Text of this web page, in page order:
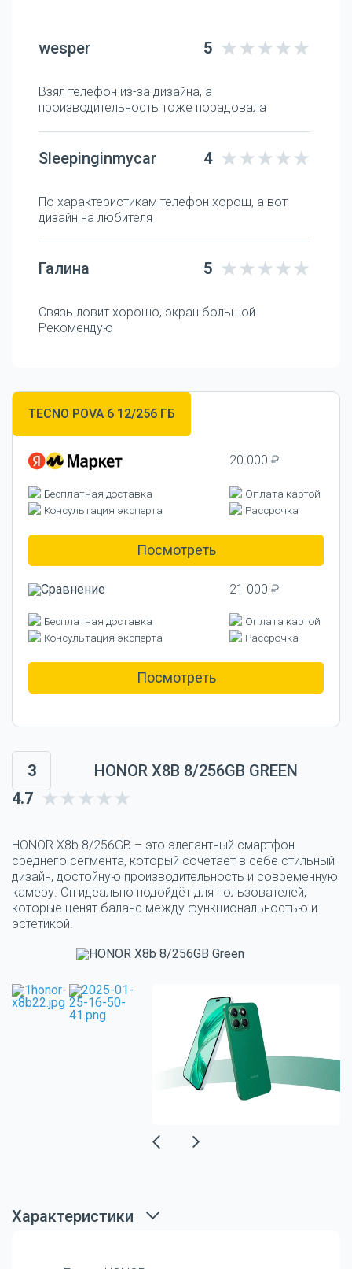
wesper 5
Взял телефон из-за дизайна, а
производительность тоже порадовала
Sleepinginmycar 4
По характеристикам телефон хорош, а вот
дизайн на любителя
Галина 5
Связь ловит хорошо, экран большой.
Рекомендую
TECNO POVA 6 12/256 ГБ
20 000 ₽
Бесплатная доставка
Оплата картой
Консультация эксперта
Рассрочка
Посмотреть
21 000 ₽
Бесплатная доставка
Оплата картой
Консультация эксперта
Рассрочка
Посмотреть
3
HONOR X8B 8/256GB GREEN
4.7
HONOR X8b 8/256GB – это элегантный смартфон
среднего сегмента, который сочетает в себе стильный
дизайн, достойную производительность и современную
камеру. Он идеально подойдёт для пользователей,
которые ценят баланс между функциональностью и
эстетикой.
Характеристики